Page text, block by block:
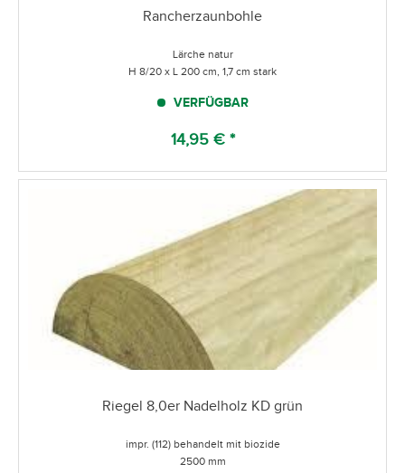
Rancherzaunbohle
Lärche natur
H 8/20 x L 200 cm, 1,7 cm stark
VERFÜGBAR
14,95 € *
Riegel 8,0er Nadelholz KD grün
impr. (112) behandelt mit biozide
2500 mm